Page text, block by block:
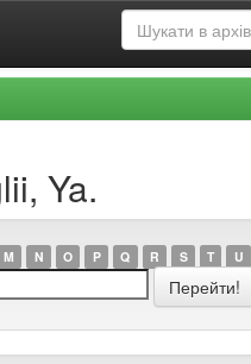
Ya.
M N O P Q R S T U